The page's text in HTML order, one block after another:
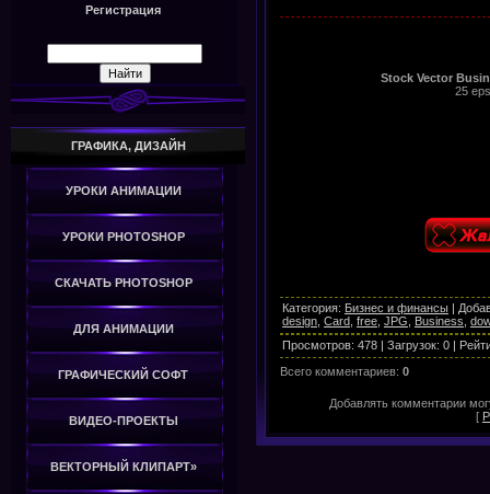
Регистрация
ГРАФИКА, ДИЗАЙН
УРОКИ АНИМАЦИИ
УРОКИ PHOTOSHOP
СКАЧАТЬ PHOTOSHOP
ДЛЯ АНИМАЦИИ
ГРАФИЧЕСКИЙ СОФТ
ВИДЕО-ПРОЕКТЫ
ВЕКТОРНЫЙ КЛИПАРТ»
Stock Vector
25
Категория: Бизнес и финансы |
design Card free JPG Business
Просмотров: 478 | Загрузок: 0 |
Всего комментариев: 0
Добавлять комментарии
[